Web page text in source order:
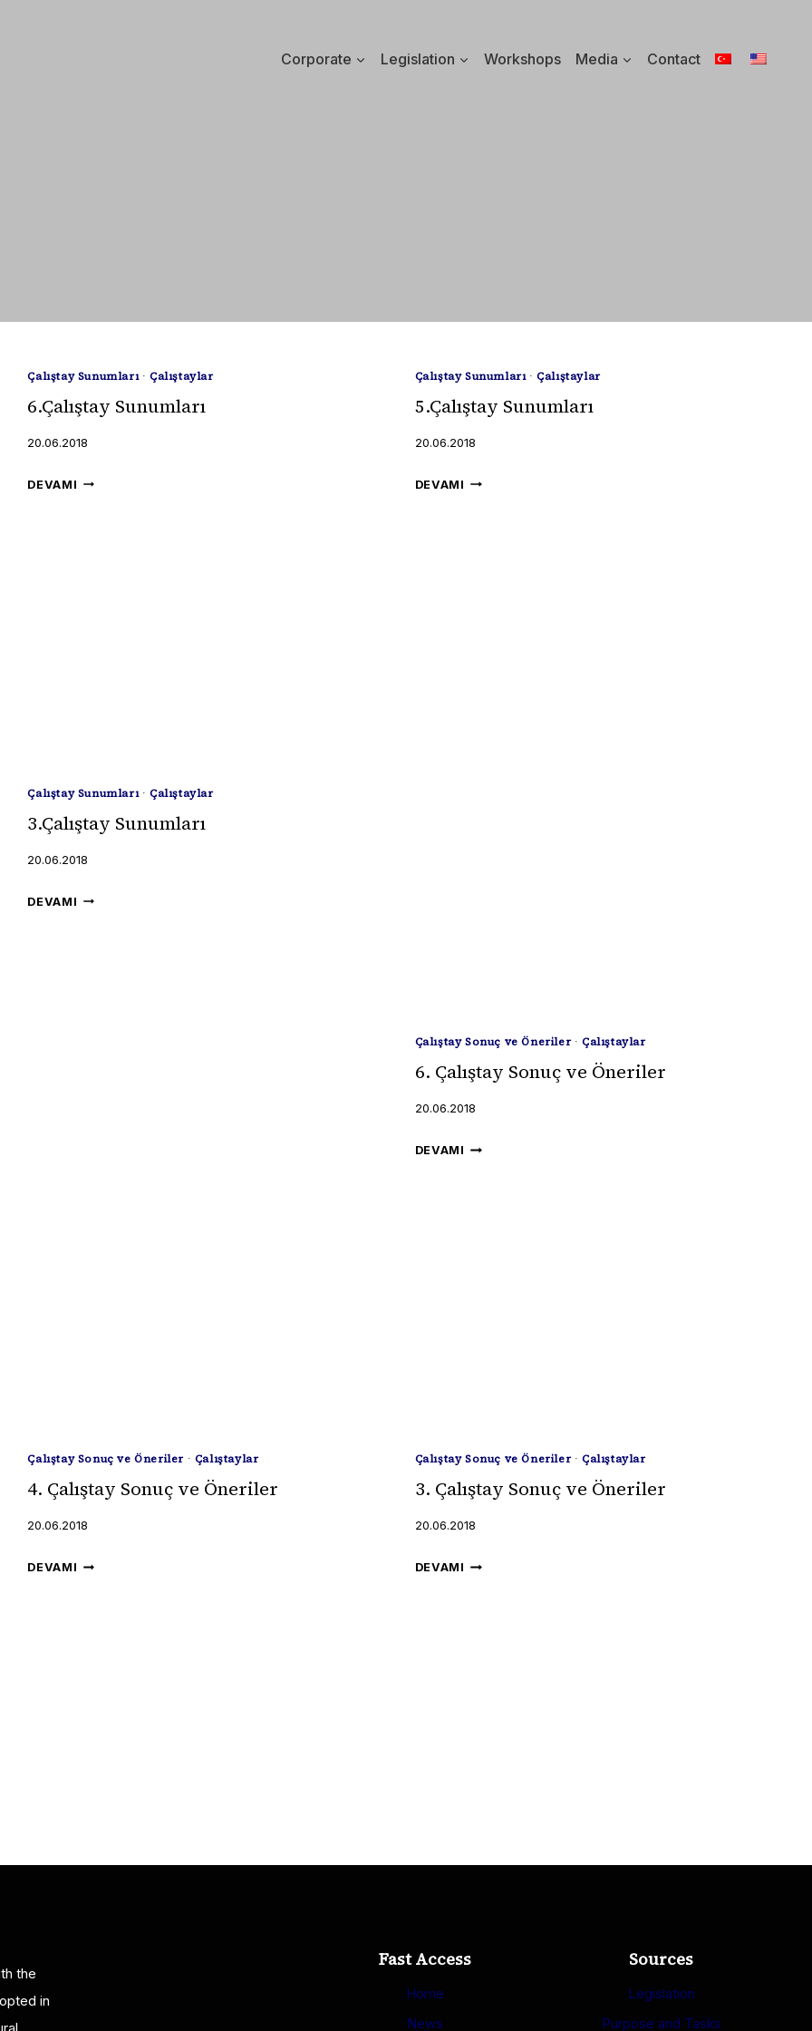
Corporate Legislation Workshops Media Contact
Çalıştay Sunumları· Çalıştaylar
6.Çalıştay Sunumları
20.06.2018
DEVAMI 6.ÇALIŞTAY
Çalıştay Sunumları·Çalıştaylar
5.Çalıştay Sunumları
20.06.2018
DEVAMI 5.ÇALIŞTAY
Çalıştay Sunumları· Çalıştaylar
3.Çalıştay Sunumları
20.06.2018
DEVAMI 3.ÇALIŞTAY
Çalıştay Sonuç ve Öneriler·Çalıştaylar
6. Çalıştay Sonuç ve Öneriler
20.06.2018
DEVAMI
Çalıştay Sonuç ve Öneriler· Çalıştaylar
4. Çalıştay Sonuç ve Öneriler
20.06.2018
DEVAMI
Çalıştay Sonuç ve Öneriler·Çalıştaylar
3. Çalıştay Sonuç ve Öneriler
20.06.2018
DEVAMI
the
in
Fast Access
Home
News
Sources
Legislation
Purpose and Tasks